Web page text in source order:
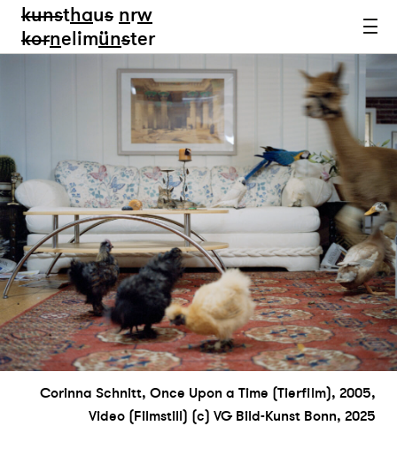
kunsthaus nrw
kornelimünster
Corinna Schnitt, Once Upon a Time (Tierfilm), 2005,
Video (Filmstill) (c) VG Bild-Kunst Bonn, 2025